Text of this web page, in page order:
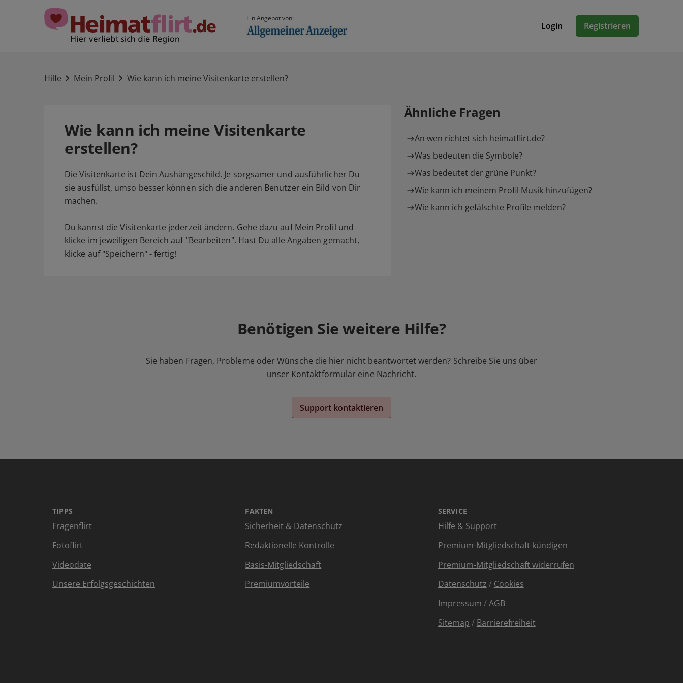
Ein Angebot von:
Login Registrieren
Hilfe Mein Profil Wie kann ich meine Visitenkarte erstellen?
Wie kann ich meine Visitenkarte
erstellen?
Die Visitenkarte ist Dein Aushängeschild. Je sorgsamer und ausführlicher Du
sie ausfüllst, umso besser können sich die anderen Benutzer ein Bild von Dir
machen.
Du kannst die Visitenkarte jederzeit ändern. Gehe dazu aufMein Profil und
klicke im jeweiligen Bereich auf "Bearbeiten". Hast Du alle Angaben gemacht,
klicke auf "Speichern" - fertig!
Ähnliche Fragen
An wen richtet sich heimatflirt.de?
Was bedeuten die Symbole?
Was bedeutet der grüne Punkt?
Wie kann ich meinem Profil Musik hinzufügen?
Wie kann ich gefälschte Profile melden?
Benötigen Sie weitere Hilfe?
Sie haben Fragen, Probleme oder Wünsche die hier nicht beantwortet werden? Schreibe Sie uns über
unser Kontaktformular eine Nachricht.
Support kontaktieren
TIPPS
Fragenflirt
Fotoflirt
Videodate
Unsere Erfolgsgeschichten
FAKTEN
Sicherheit & Datenschutz
Redaktionelle Kontrolle
Basis-Mitgliedschaft
Premiumvorteile
SERVICE
Hilfe & Support
Premium-Mitgliedschaft kündigen
Premium-Mitgliedschaft widerrufen
Datenschutz / Cookies
Impressum /AGB
Sitemap / Barrierefreiheit